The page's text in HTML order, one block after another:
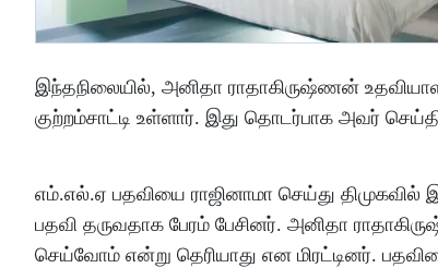
இந்தநிலையில், அனிதா ராதாகிருஷ்ணன்
குற்றம்சாட்டி உள்ளார். இது தொடர்பாக அவர்
எம்.எல்.ஏ பதவியை ராஜினாமா செய்து
பதவி தருவதாக பேரம் பேசினர். அனிதா
செய்வோம் என்று தெரியாது என மிரட்டினர்.